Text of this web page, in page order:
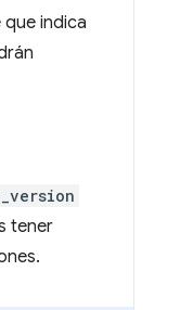
que indica
tener